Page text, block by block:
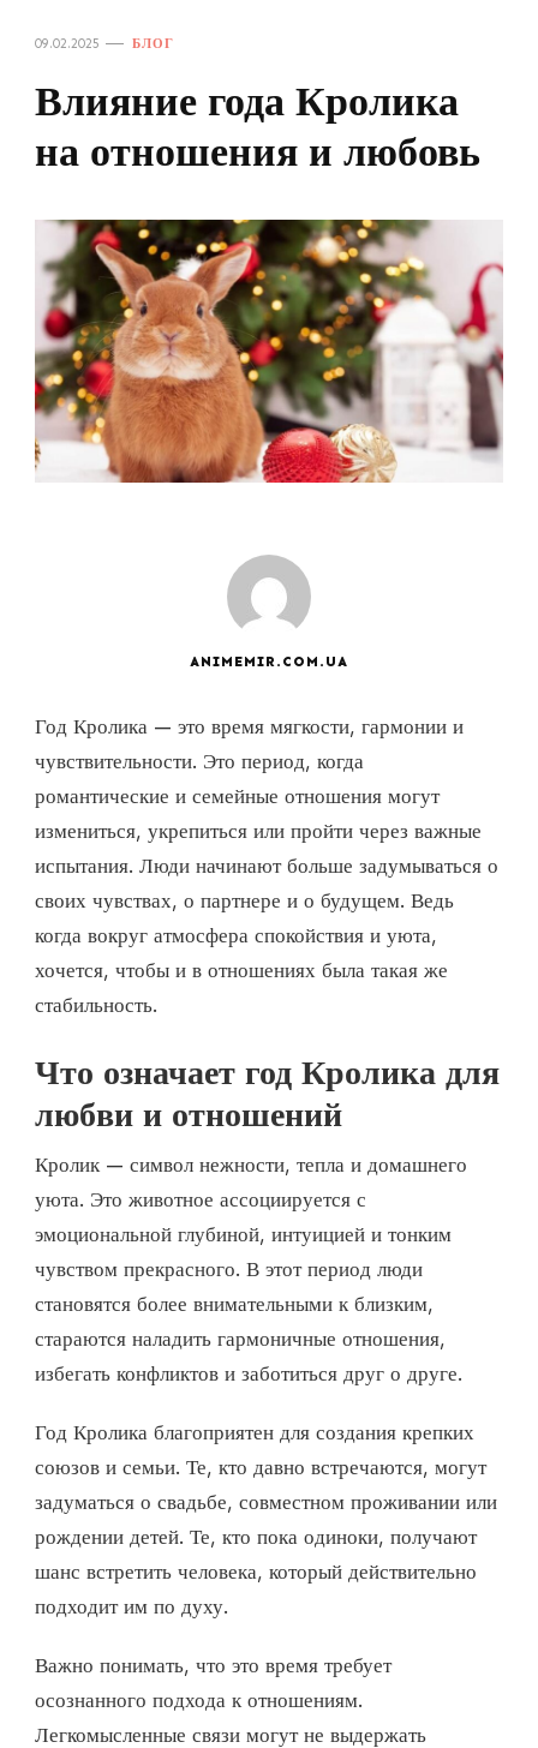
09.02.2025 БЛОГ
Влияние года Кролика
на отношения и любовь
ANIMEMIR.COM.UA
Год Кролика — это время мягкости, гармонии и
чувствительности. Это период, когда
романтические и семейные отношения могут
измениться, укрепиться или пройти через важные
испытания. Люди начинают больше задумываться о
своих чувствах, о партнере и о будущем. Ведь
когда вокруг атмосфера спокойствия и уюта,
хочется, чтобы и в отношениях была такая же
стабильность.
Что означает год Кролика для
любви и отношений
Кролик — символ нежности, тепла и домашнего
уюта. Это животное ассоциируется с
эмоциональной глубиной, интуицией и тонким
чувством прекрасного. В этот период люди
становятся более внимательными к близким,
стараются наладить гармоничные отношения,
избегать конфликтов и заботиться друг о друге.
Год Кролика благоприятен для создания крепких
союзов и семьи. Те, кто давно встречаются, могут
задуматься о свадьбе, совместном проживании или
рождении детей. Те, кто пока одиноки, получают
шанс встретить человека, который действительно
подходит им по духу.
Важно понимать, что это время требует
осознанного подхода к отношениям.
Легкомысленные связи могут не выдержать